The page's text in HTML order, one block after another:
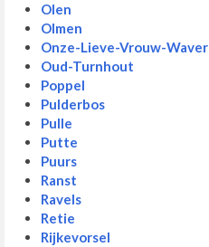
Olen
Olmen
Onze-Lieve-Vrouw-Waver
Oud-Turnhout
Poppel
Pulderbos
Pulle
Putte
Puurs
Ranst
Ravels
Retie
Rijkevorsel